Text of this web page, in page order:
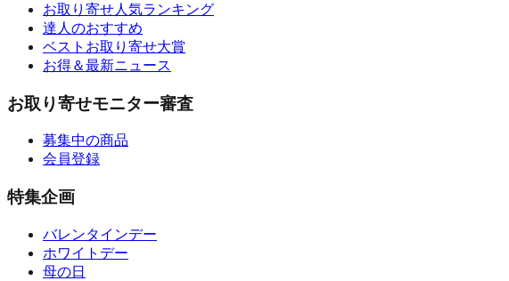
お取り寄せ人気ランキング
達人のおすすめ
ベストお取り寄せ大賞
お得＆最新ニュース
お取り寄せモニター審査
募集中の商品
会員登録
特集企画
バレンタインデー
ホワイトデー
母の日